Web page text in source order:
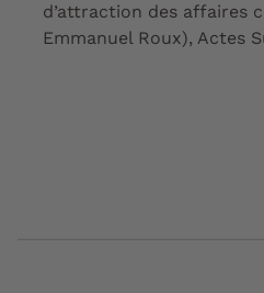
d’attraction des affaires
Emmanuel Roux), Actes